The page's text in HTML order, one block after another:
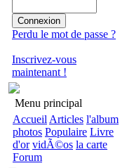
Perdu le mot de passe ?
Inscrivez-vous
maintenant !
Menu principal
Accueil Articles l'album
photos Populaire Livre
d'or vidÃ©os la carte
Forum